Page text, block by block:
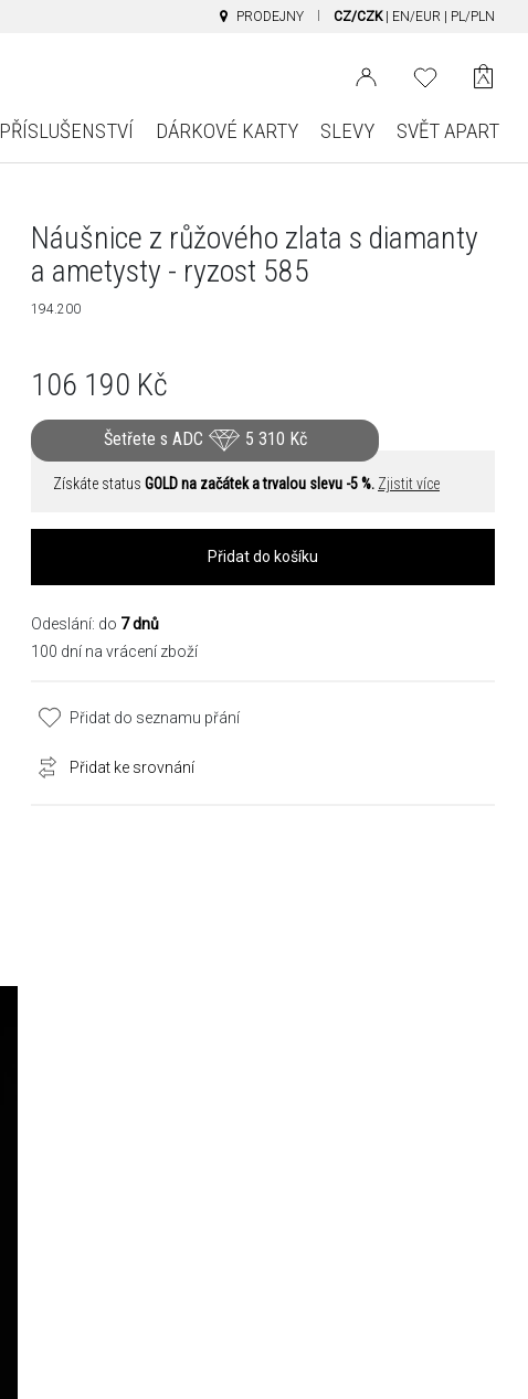
PRODEJNY CZ/CZK EN/EUR PL/PLN
PŘÍSLUŠENSTVÍ DÁRKOVÉ KARTY SLEVY SVĚT APART
Náušnice z růžového zlata s diamanty
a ametysty - ryzost 585
194.200
106 190 Kč
Šetřete s ADC 5 310 Kč
Získáte status GOLD na začátek a trvalou slevu -5 %. Zjistit více
Přidat do košíku
Odeslání: do 7 dnů
100 dní na vrácení zboží
Přidat do seznamu přání
Přidat ke srovnání